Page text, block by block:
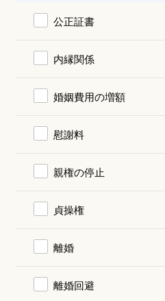
公正証書
内縁関係
婚姻費用の増額
慰謝料
親権の停止
貞操権
離婚
離婚回避